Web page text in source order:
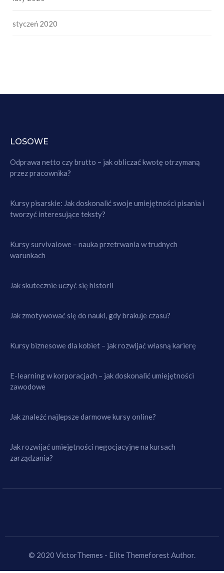
styczeń 2020
LOSOWE
Odprawa netto czy brutto – jak obliczać kwotę otrzymaną
przez pracownika?
Kursy pisarskie: Jak doskonalić swoje umiejętności pisania i
tworzyć interesujące teksty?
Kursy survivalowe – nauka przetrwania w trudnych
warunkach
Jak skutecznie uczyć się historii
Jak zmotywować się do nauki, gdy brakuje czasu?
Kursy biznesowe dla kobiet – jak rozwijać własną karierę
E-learning w korporacjach – jak doskonalić umiejętności
zawodowe
Jak znaleźć najlepsze darmowe kursy online?
Jak rozwijać umiejętności negocjacyjne na kursach
zarządzania?
© 2020 VictorThemes - Elite Themeforest Author.